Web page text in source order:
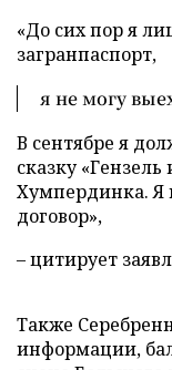
«До сих пор я
загранпаспорт,
я не могу
В сентябре я
сказку
Хумпердинка. Я
договор»,
– цитирует
Также
информации,